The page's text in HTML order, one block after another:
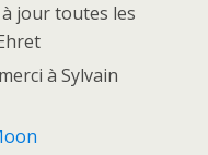
jour toutes les
à Sylvain